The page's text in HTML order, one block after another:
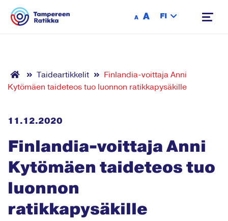
A A FI
Taideartikkelit
Finlandia-voittaja Anni
Kytömäen taideteos tuo luonnon ratikkapysäkille
11.12.2020
Finlandia-voittaja Anni
Kytömäen taideteos tuo
luonnon
ratikkapysäkille